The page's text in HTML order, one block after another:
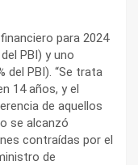
para 2024
PBI) y uno
del PBI). “Se trata
14 años, y el
de aquellos
se alcanzó
contraídas por el
de